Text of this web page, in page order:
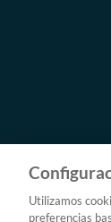
Utilizamos
preferencias